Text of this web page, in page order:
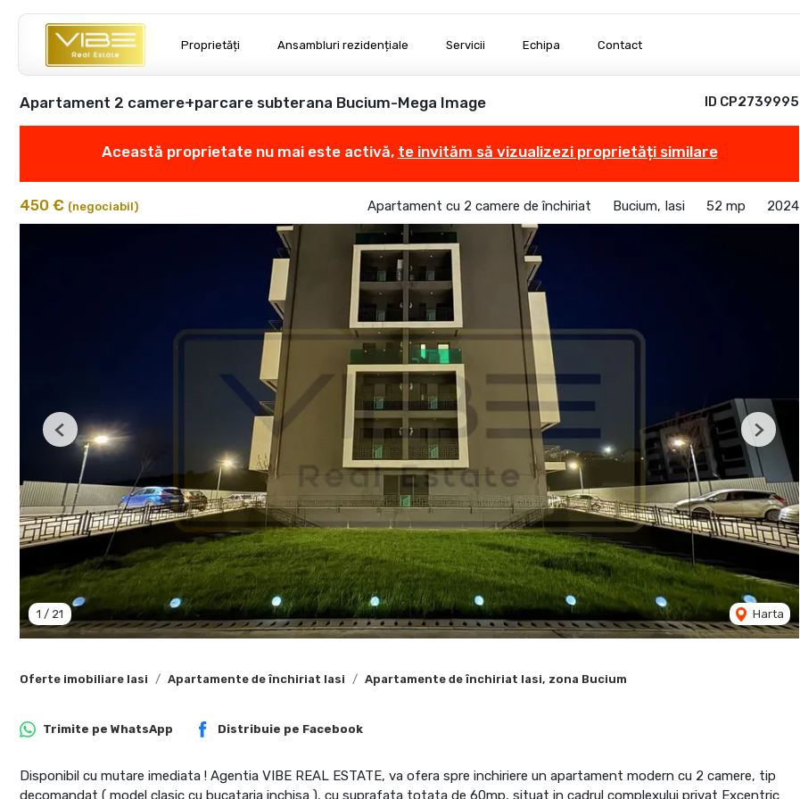
Proprietăți Ansambluri rezidențiale Servicii Echipa Contact
ID CP2739995
Apartament 2 camere+parcare subterana Bucium-Mega Image
Această proprietate nu mai este activă, te invităm să vizualizezi proprietăți similare
450 € (negociabil) Apartament cu 2 camere de închiriat Bucium, Iasi 52 mp 2024
1 / 21 Harta
Previous Next
Oferte imobiliare Iasi Apartamente de închiriat Iasi Apartamente de închiriat Iasi, zona Bucium
Trimite pe WhatsApp Distribuie pe Facebook
Disponibil cu mutare imediata ! Agentia VIBE REAL ESTATE, va ofera spre inchiriere un apartament modern cu 2 camere, tip
decomandat ( model clasic cu bucataria inchisa ), cu suprafata totata de 60mp, situat in cadrul complexului privat Excentric